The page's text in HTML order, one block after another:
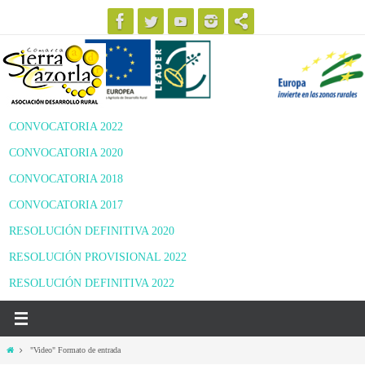
contenido
CONVOCATORIA 2022
CONVOCATORIA 2020
CONVOCATORIA 2018
CONVOCATORIA 2017
RESOLUCIÓN DEFINITIVA 2020
RESOLUCIÓN PROVISIONAL 2022
RESOLUCIÓN DEFINITIVA 2022
Inicio"Video" Formato de entrada